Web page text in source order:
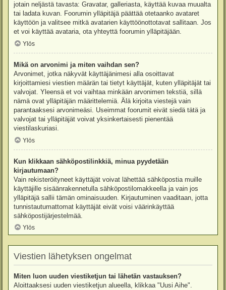
jotain neljästä tavasta: Gravatar, galleriasta, käyttää kuvaa muualta
tai ladata kuvan. Foorumin ylläpitäjä päättää otetaanko avataret
käyttöön ja valitsee mitkä avatarien käyttöönottotavat sallitaan. Jos
et voi käyttää avataria, ota yhteyttä foorumin ylläpitäjään.
Ylös
Mikä on arvonimi ja miten vaihdan sen?
Arvonimet, jotka näkyvät käyttäjänimesi alla osoittavat
kirjoittamiesi viestien määrän tai tietyt käyttäjät, kuten ylläpitäjät tai
valvojat. Yleensä et voi vaihtaa minkään arvonimen tekstiä, sillä
nämä ovat ylläpitäjän määrittelemiä. Älä kirjoita viestejä vain
parantaaksesi arvonimeäsi. Useimmat foorumit eivät siedä tätä ja
valvojat tai ylläpitäjät voivat yksinkertaisesti pienentää
viestilaskuriasi.
Ylös
Kun klikkaan sähköpostilinkkiä, minua pyydetään
kirjautumaan?
Vain rekisteröityneet käyttäjät voivat lähettää sähköpostia muille
käyttäjille sisäänrakennetulla sähköpostilomakkeella ja vain jos
ylläpitäjä sallii tämän ominaisuuden. Kirjautuminen vaaditaan, jotta
tunnistautumattomat käyttäjät eivät voisi väärinkäyttää
sähköpostijärjestelmää.
Ylös
Viestien lähetyksen ongelmat
Miten luon uuden viestiketjun tai lähetän vastauksen?
Aloittaaksesi uuden viestiketjun alueella, klikkaa "Uusi Aihe".